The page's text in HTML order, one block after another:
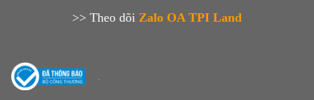
>> Theo dõi Zalo OA TPI Land